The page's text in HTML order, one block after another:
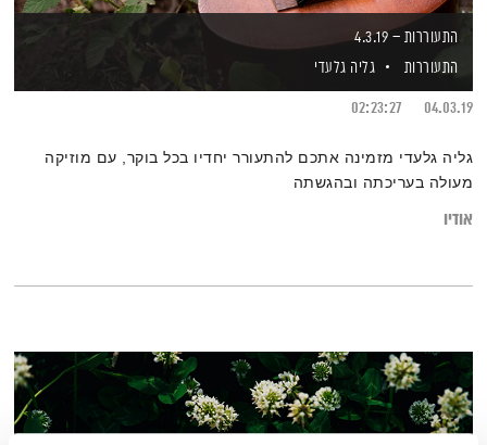
התעוררות – 4.3.19
התעוררות
גליה גלעדי
04.03.19
02:23:27
גליה גלעדי מזמינה אתכם להתעורר יחדיו בכל בוקר, עם מוזיקה
מעולה בעריכתה ובהגשתה
אודיו